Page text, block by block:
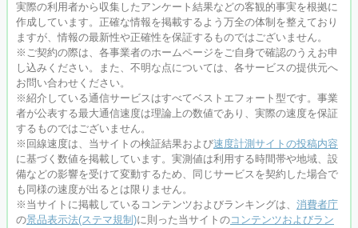
実際の利用者から収集したアンケート結果などの客観的事実を根拠に
作成しています。正確な情報を掲載するよう万全の体制を整えており
ますが、情報の最新性や正確性を保証するものではございません。
※ご契約の際は、各事業者のホームページをご自身で確認のうえお申
し込みください。また、不明な点については、各サービスの提供元へ
お問い合わせください。
※紹介している通信サービスはすべてベストエフォート型です。事業
者が公表する最大通信速度は理論上の数値であり、実際の速度を保証
するものではございません。
※回線速度は、当サイトの検証結果および速度計測サイトの投稿内容
に基づく数値を掲載しています。実測値は利用する時間帯や地域、設
備などの影響を受けて変動するため、同じサービスを契約した場合で
も同様の速度が出るとは限りません。
※当サイトに掲載しているコンテンツおよびランキングは、 消費者庁
の景品表示法(ステマ規制)に則った当サイトのコンテンツおよびラン